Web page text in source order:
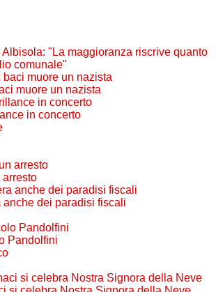
"La maggioranza riscrive quanto
comunale"
muore un nazista
in concerto
arresto
anche dei paradisi fiscali
Pandolfini